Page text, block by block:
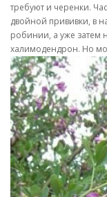
требуют и черенки.
двойной прививки, в
робинии, а уже затем
халимодендрон. Но